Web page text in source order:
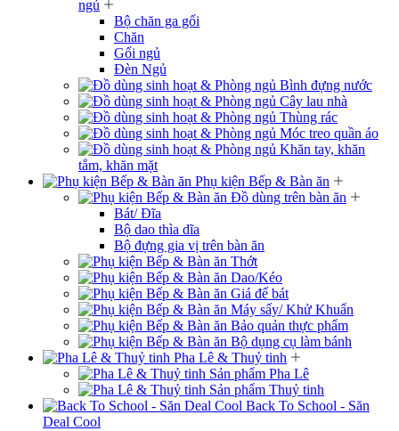
ngủ
Bộ chăn ga gối
Chăn
Gối ngủ
Đèn Ngủ
Bình đựng nước
Cây lau nhà
Thùng rác
Móc treo quần áo
Khăn tay, khăn
tắm, khăn mặt
Phụ kiện Bếp & Bàn ăn
Đồ dùng trên bàn ăn
Bát/ Đĩa
Bộ dao thìa dĩa
Bộ đựng gia vị trên bàn ăn
Thớt
Dao/Kéo
Giá để bát
Máy sấy/ Khử Khuẩn
Bảo quản thực phẩm
Bộ dụng cụ làm bánh
Pha Lê & Thuỷ tinh
Sản phẩm Pha Lê
Sản phẩm Thuỷ tinh
Back To School - Săn
Deal Cool